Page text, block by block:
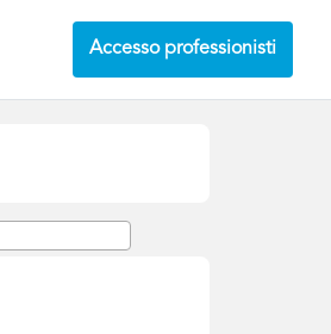
Accesso professionisti